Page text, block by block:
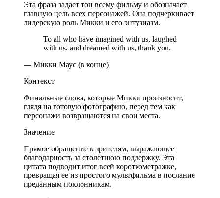
Эта фраза задает тон всему фильму и обозначает
главную цель всех персонажей. Она подчеркивает
лидерскую роль Микки и его энтузиазм.
To all who have imagined with us, laughed
with us, and dreamed with us, thank you.
— Микки Маус (в конце)
Контекст
Финальные слова, которые Микки произносит,
глядя на готовую фотографию, перед тем как
персонажи возвращаются на свои места.
Значение
Прямое обращение к зрителям, выражающее
благодарность за столетнюю поддержку. Эта
цитата подводит итог всей короткометражке,
превращая её из простого мультфильма в послание
преданным поклонникам.